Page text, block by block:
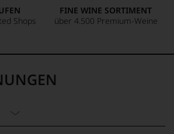
Shops
FINE WINE SORTIMENT
über 4.500 Premium-Weine